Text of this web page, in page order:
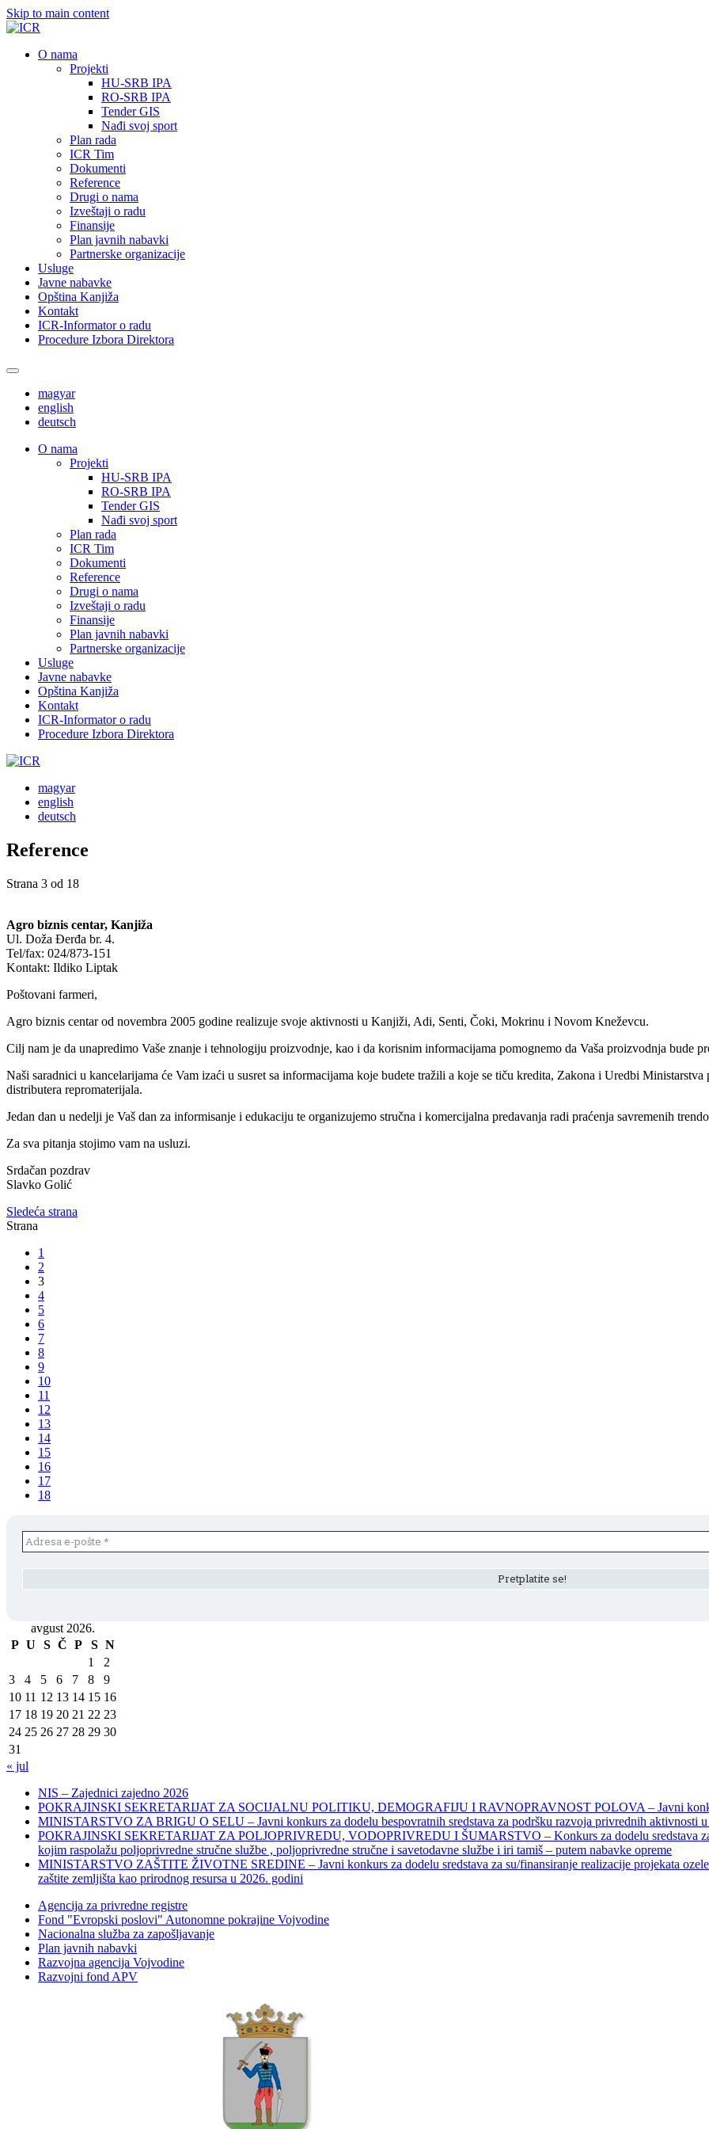
Skip to main content
О nama
Projekti
HU-SRB IPA
RO-SRB IPA
Tender GIS
Nađi svoj sport
Plan rada
ICR Tim
Dokumenti
Reference
Drugi o nama
Izveštaji o radu
Finansije
Plan javnih nabavki
Partnerske organizacije
Usluge
Javne nabavke
Opština Kanjiža
Kontakt
ICR-Informator o radu
Procedure Izbora Direktora
magyar
english
deutsch
О nama
Projekti
HU-SRB IPA
RO-SRB IPA
Tender GIS
Nađi svoj sport
Plan rada
ICR Tim
Dokumenti
Reference
Drugi o nama
Izveštaji o radu
Finansije
Plan javnih nabavki
Partnerske organizacije
Usluge
Javne nabavke
Opština Kanjiža
Kontakt
ICR-Informator o radu
Procedure Izbora Direktora
magyar
english
deutsch
Reference
Strana 3 od 18
Agro biznis centar, Kanjiža
Ul. Doža Đerđa br. 4.
Tel/fax: 024/873-151
Kontakt: Ildiko Liptak
Poštovani farmeri,
Agro biznis centar od novembra 2005 godine realizuje svoje aktivnosti u Kanjiži, Adi, Senti, Čoki, Mokrinu i Novom Kneževcu.
Cilj nam je da unapredimo Vaše znanje i tehnologiju proizvodnje, kao i da korisnim informacijama pomognemo da Vaša proizvodnja bude
Naši saradnici u kancelarijama će Vam izaći u susret sa informacijama koje budete tražili a koje se tiču kredita, Zakona i Uredbi
distributera repromaterijala.
Jedan dan u nedelji je Vaš dan za informisanje i edukaciju te organizujemo stručna i komercijalna predavanja radi praćenja savremenih
Za sva pitanja stojimo vam na usluzi.
Srdačan pozdrav
Slavko Golić
Sledeća strana
Strana
1
2
3
4
5
6
7
8
9
10
11
12
13
14
15
16
17
18
avgust 2026.
P U S Č P S N
1
2
3
4 5 6 7 8
9
10 11 12 13 14 15 16
17 18 19 20 21 22 23
24 25 26 27 28 29 30
31
« jul
NIS – Zajednici zajedno 2026
POKRAJINSKI SEKRETARIJAT ZA SOCIJALNU POLITIKU, DEMOGRAFIJU I RAVNOPRAVNOST POLOVA – Javni
MINISTARSTVO ZA BRIGU O SELU – Javni konkurs za dodelu bespovratnih sredstava za podršku razvoja privrednih aktivnosti
POKRAJINSKI SEKRETARIJAT ZA POLJOPRIVREDU, VODOPRIVREDU I ŠUMARSTVO – Konkurs za dodelu sredstava
kojim raspolažu poljoprivredne stručne službe , poljoprivredne stručne i savetodavne službe i iri tamiš ‒ putem nabavke opreme
MINISTARSTVO ZAŠTITE ŽIVOTNE SREDINE – Javni konkurs za dodelu sredstava za su/finansiranje realizacije projekata
zaštite zemljišta kao prirodnog resursa u 2026. godini
Agencija za privredne registre
Fond "Evropski poslovi" Autonomne pokrajine Vojvodine
Nacionalna služba za zapošljavanje
Plan javnih nabavki
Razvojna agencija Vojvodine
Razvojni fond APV